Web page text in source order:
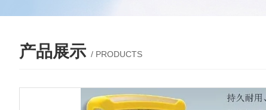
产品展示 / PRODUCTS